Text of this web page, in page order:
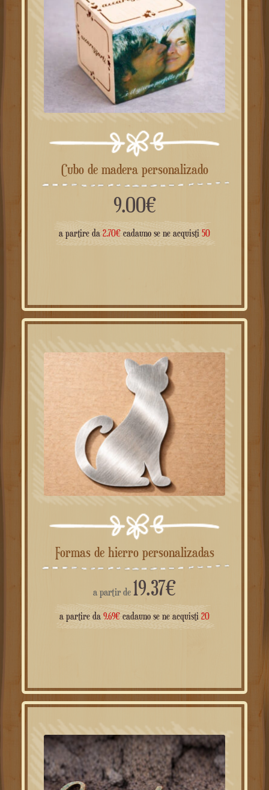
Cubo de madera personalizado
9.00€
€ cadauno se ne acquisti
Formas de hierro personalizadas
a partir de19.37€
a partire da9.69€ cadauno se ne acquisti